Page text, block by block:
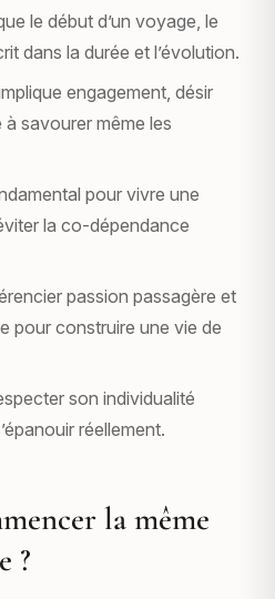
le début d’un voyage, le
dans la durée et l’évolution.
engagement, désir
savourer même les
pour vivre une
la co-dépendance
passion passagère et
pour construire une vie de
son individualité
réellement.
la même
?